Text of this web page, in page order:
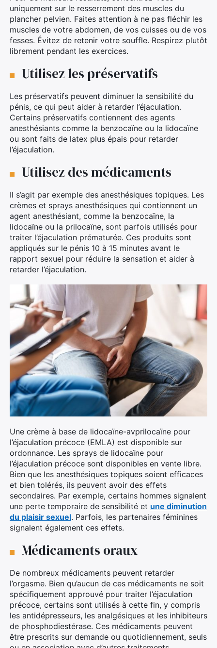
uniquement sur le resserrement des muscles du
plancher pelvien. Faites attention à ne pas fléchir les
muscles de votre abdomen, de vos cuisses ou de vos
fesses. Évitez de retenir votre souffle. Respirez plutôt
librement pendant les exercices.
Utilisez les préservatifs
Les préservatifs peuvent diminuer la sensibilité du
pénis, ce qui peut aider à retarder l’éjaculation.
Certains préservatifs contiennent des agents
anesthésiants comme la benzocaïne ou la lidocaïne
ou sont faits de latex plus épais pour retarder
l’éjaculation.
Utilisez des médicaments
Il s’agit par exemple des anesthésiques topiques. Les
crèmes et sprays anesthésiques qui contiennent un
agent anesthésiant, comme la benzocaïne, la
lidocaïne ou la prilocaïne, sont parfois utilisés pour
traiter l’éjaculation prématurée. Ces produits sont
appliqués sur le pénis 10 à 15 minutes avant le
rapport sexuel pour réduire la sensation et aider à
retarder l’éjaculation.
Une crème à base de lidocaïne-avprilocaïne pour
l’éjaculation précoce (EMLA) est disponible sur
ordonnance. Les sprays de lidocaïne pour
l’éjaculation précoce sont disponibles en vente libre.
Bien que les anesthésiques topiques soient efficaces
et bien tolérés, ils peuvent avoir des effets
secondaires. Par exemple, certains hommes signalent
une perte temporaire de sensibilité et une diminution
du plaisir sexuel. Parfois, les partenaires féminines
signalent également ces effets.
Médicaments oraux
De nombreux médicaments peuvent retarder
l’orgasme. Bien qu’aucun de ces médicaments ne soit
spécifiquement approuvé pour traiter l’éjaculation
précoce, certains sont utilisés à cette fin, y compris
les antidépresseurs, les analgésiques et les inhibiteurs
de phosphodiestérase. Ces médicaments peuvent
être prescrits sur demande ou quotidiennement, seuls